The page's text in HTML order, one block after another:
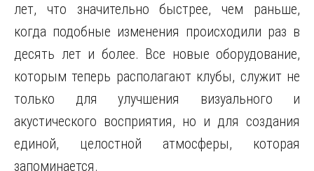
лет, что значительно быстрее, чем раньше,
когда подобные изменения происходили раз в
десять лет и более. Все новые оборудование,
которым теперь располагают клубы, служит не
только для улучшения визуального и
акустического восприятия, но и для создания
единой, целостной атмосферы, которая
запоминается.